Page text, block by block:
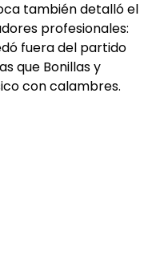
también detalló el
profesionales:
fuera del partido
que Bonillas y
con calambres.